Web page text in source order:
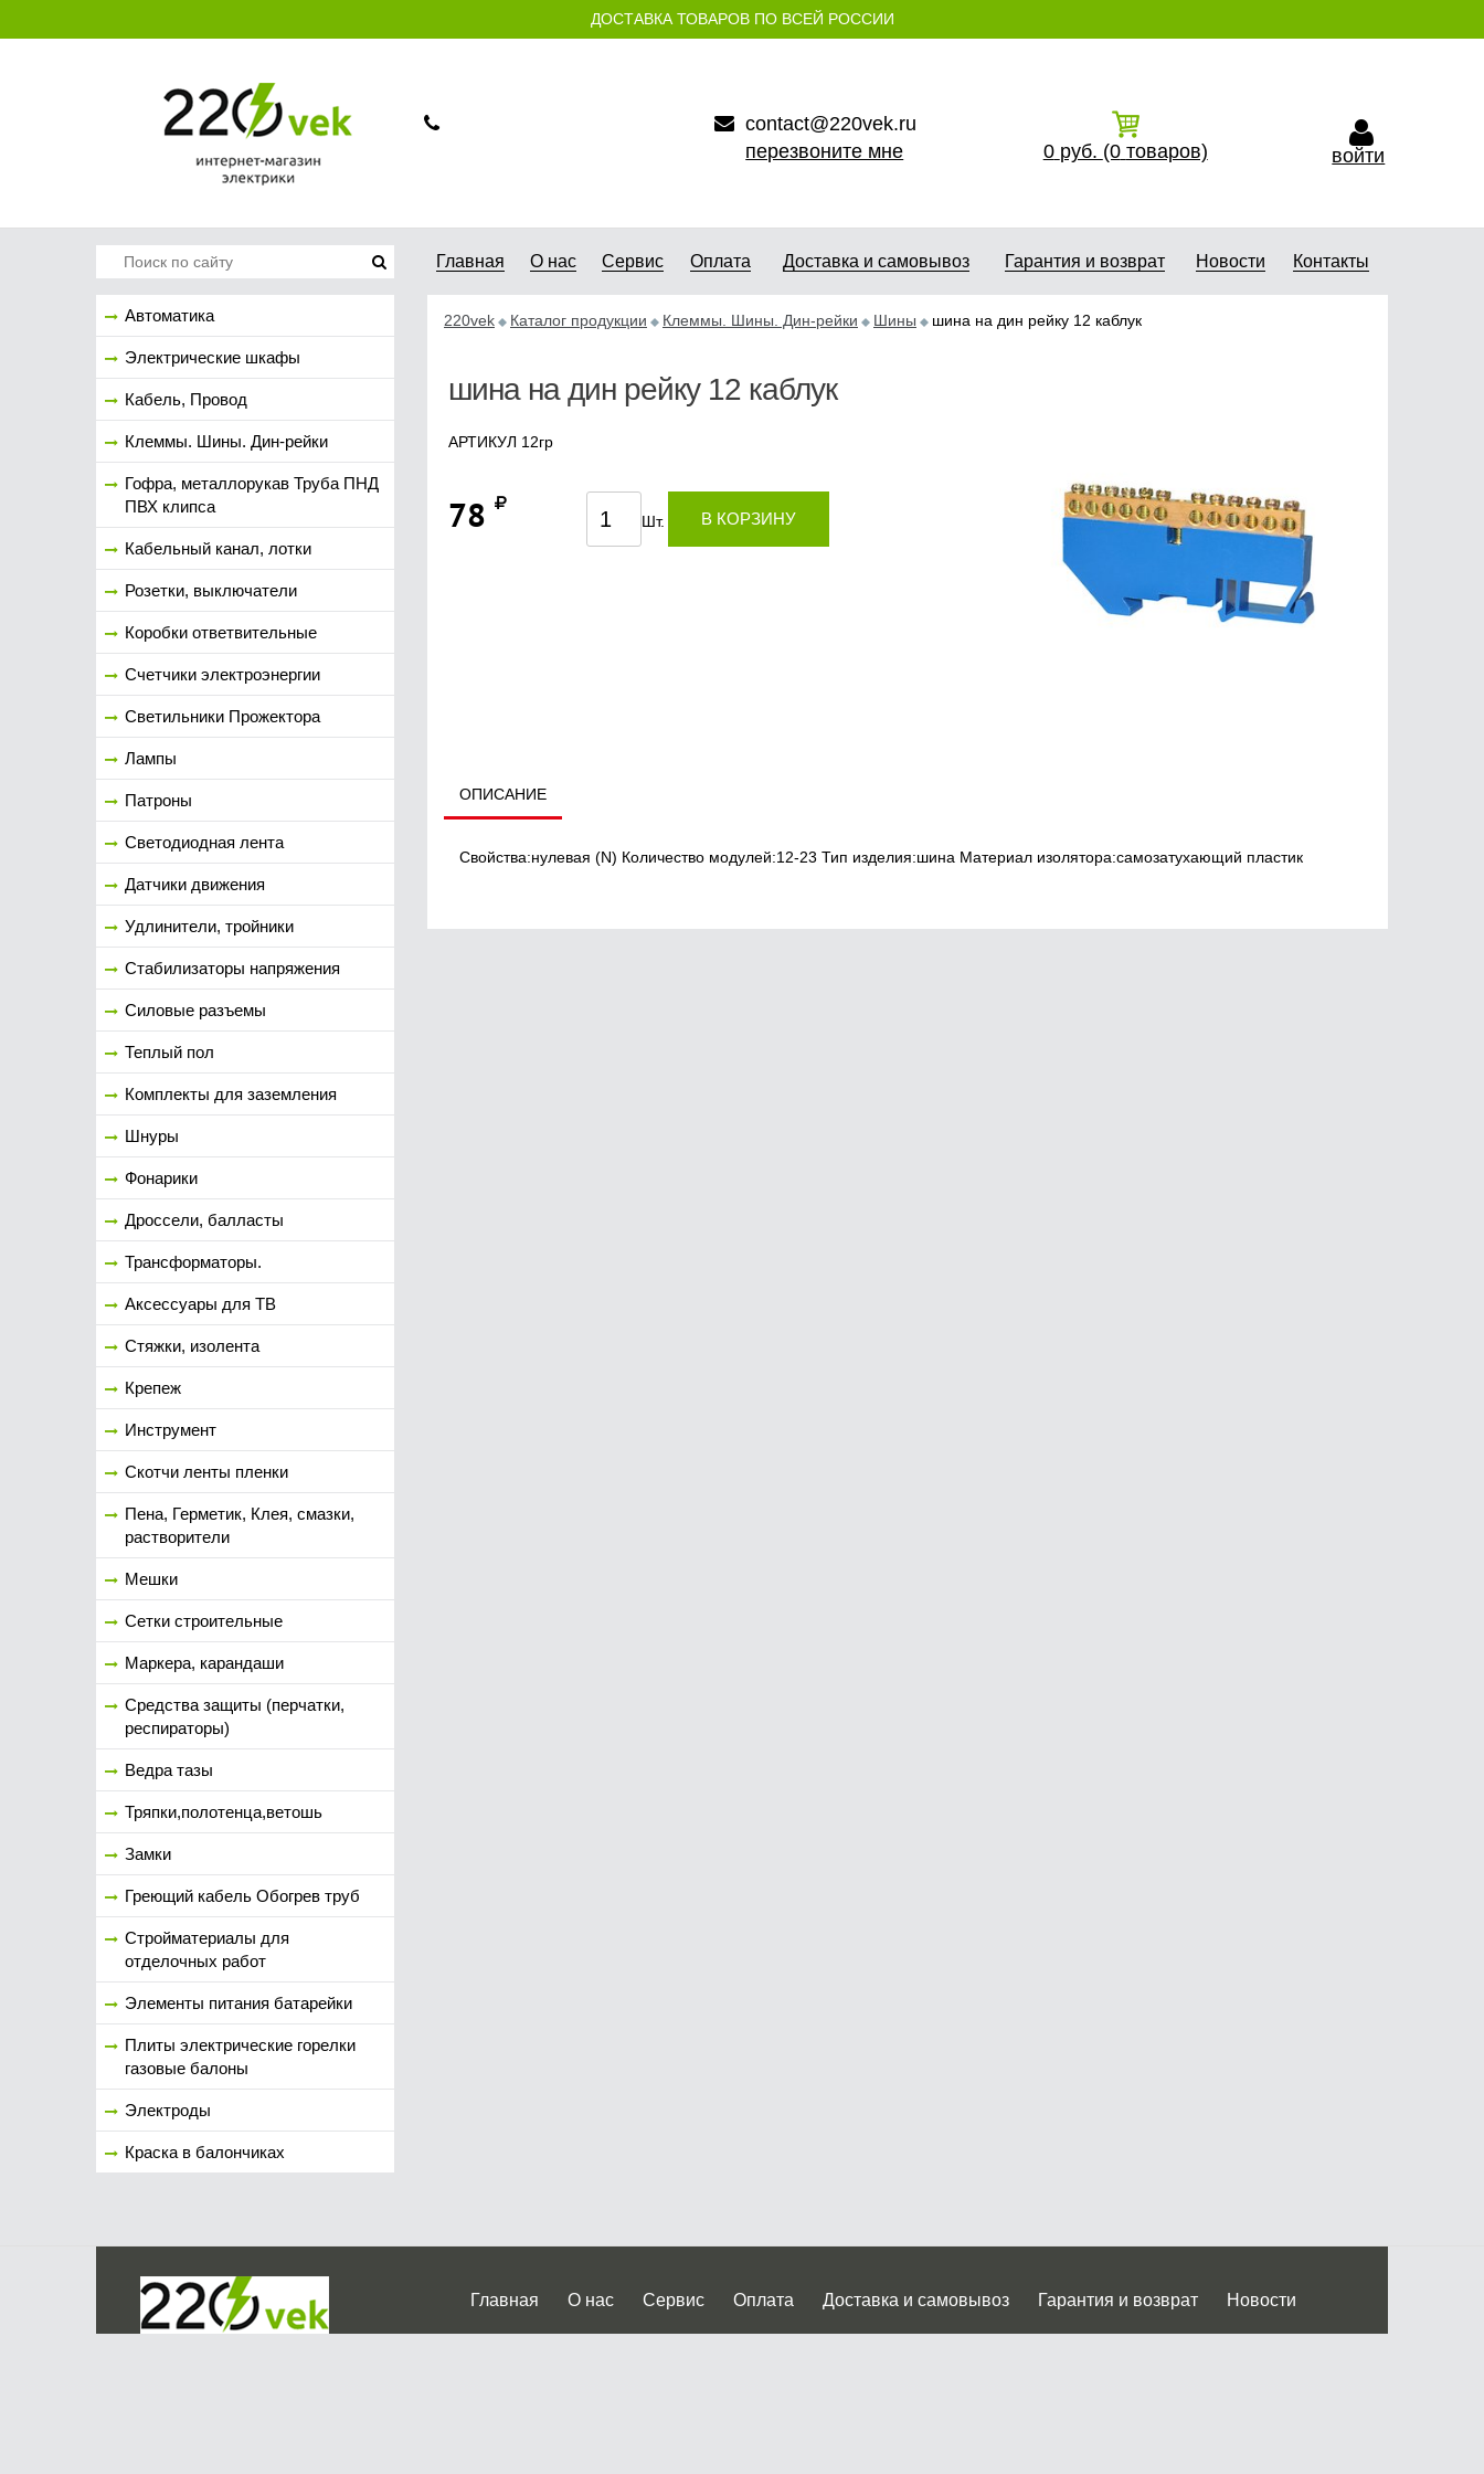
ДОСТАВКА ТОВАРОВ ПО ВСЕЙ РОССИИ
contact@220vek.ru
перезвоните мне
0 руб. (0 товаров) войти
Автоматика
Электрические шкафы
Кабель, Провод
Клеммы. Шины. Дин-рейки
Гофра, металлорукав Труба ПНД
ПВХ клипса
Кабельный канал, лотки
Розетки, выключатели
Коробки ответвительные
Счетчики электроэнергии
Светильники Прожектора
Лампы
Патроны
Светодиодная лента
Датчики движения
Удлинители, тройники
Стабилизаторы напряжения
Силовые разъемы
Теплый пол
Комплекты для заземления
Шнуры
Фонарики
Дроссели, балласты
Трансформаторы.
Аксессуары для ТВ
Стяжки, изолента
Крепеж
Инструмент
Скотчи ленты пленки
Пена, Герметик, Клея, смазки,
растворители
Мешки
Сетки строительные
Маркера, карандаши
Средства защиты (перчатки,
респираторы)
Ведра тазы
Тряпки,полотенца,ветошь
Замки
Греющий кабель Обогрев труб
Стройматериалы для
отделочных работ
Элементы питания батарейки
Плиты электрические горелки
газовые балоны
Электроды
Краска в балончиках
Главная О нас Сервис Оплата Доставка и самовывоз Гарантия и возврат Новости Контакты
220vek Каталог продукции Клеммы. Шины. Дин-рейки Шины шина на дин рейку 12 каблук
шина на дин рейку 12 каблук
АРТИКУЛ 12гр
78 Шт. В КОРЗИНУ
ОПИСАНИЕ
Свойства:нулевая (N) Количество модулей:12-23 Тип изделия:шина Материал изолятора:самозатухающий пластик
Главная О нас Сервис Оплата Доставка и самовывоз Гарантия и возврат Новости